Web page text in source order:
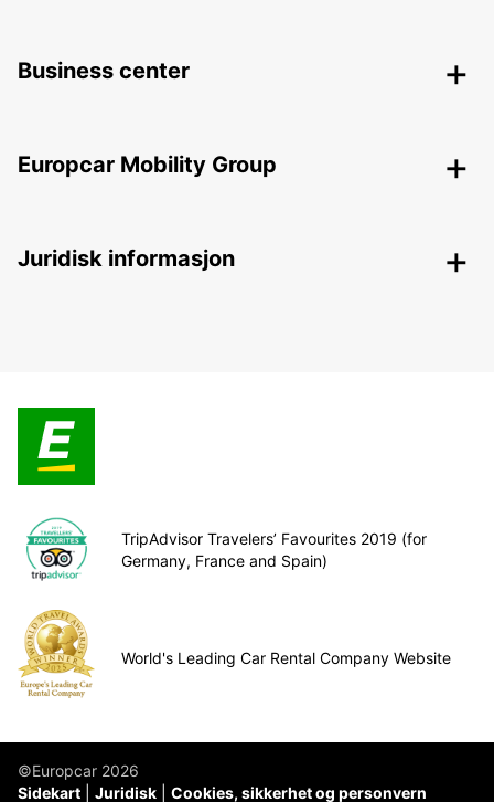
Business center
Europcar Mobility Group
Juridisk informasjon
TripAdvisor Travelers’ Favourites 2019 (for
Germany, France and Spain)
World's Leading Car Rental Company Website
©Europcar 2026
Sidekart
Juridisk Cookies, sikkerhet og personvern